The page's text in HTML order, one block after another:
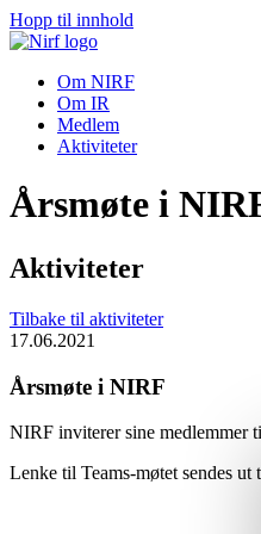
Hopp til innhold
Om NIRF
Om IR
Medlem
Aktiviteter
Årsmøte i
Aktiviteter
Tilbake til aktiviteter
17.06.2021
Årsmøte i NIRF
NIRF inviterer sine medlemmer
Lenke til Teams-møtet sendes ut